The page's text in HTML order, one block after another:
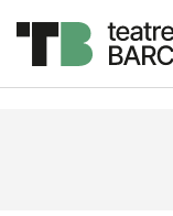
Descripció